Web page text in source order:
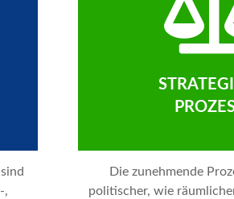
,
Die zunehmende
politischer, wie